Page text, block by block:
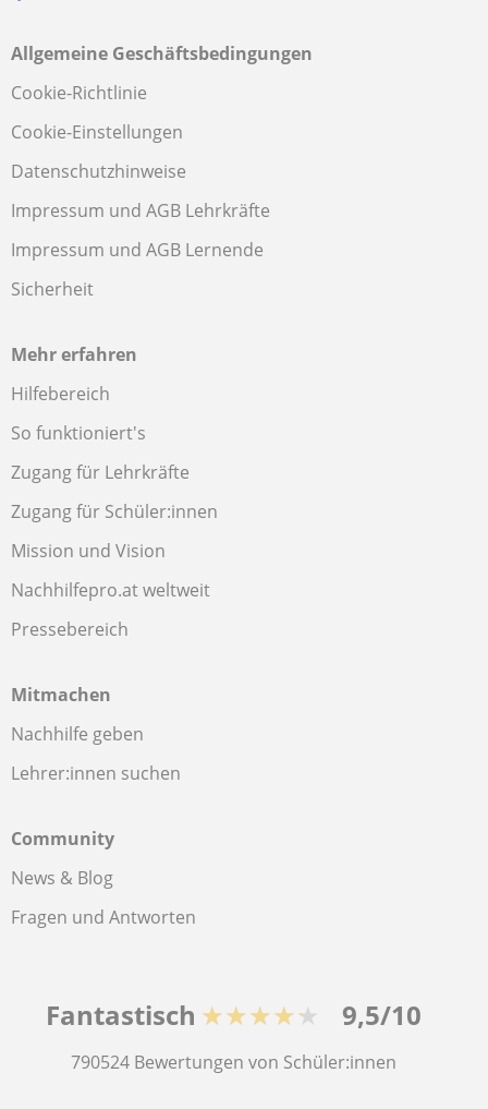
Allgemeine Geschäftsbedingungen
Cookie-Richtlinie
Cookie-Einstellungen
Datenschutzhinweise
Impressum und AGB Lehrkräfte
Impressum und AGB Lernende
Sicherheit
Mehr erfahren
Hilfebereich
So funktioniert's
Zugang für Lehrkräfte
Zugang für Schüler:innen
Mission und Vision
Nachhilfepro.at weltweit
Pressebereich
Mitmachen
Nachhilfe geben
Lehrer:innen suchen
Community
News & Blog
Fragen und Antworten
Fantastisch ★★★★★ 9,5/10
790524 Bewertungen von Schüler:innen